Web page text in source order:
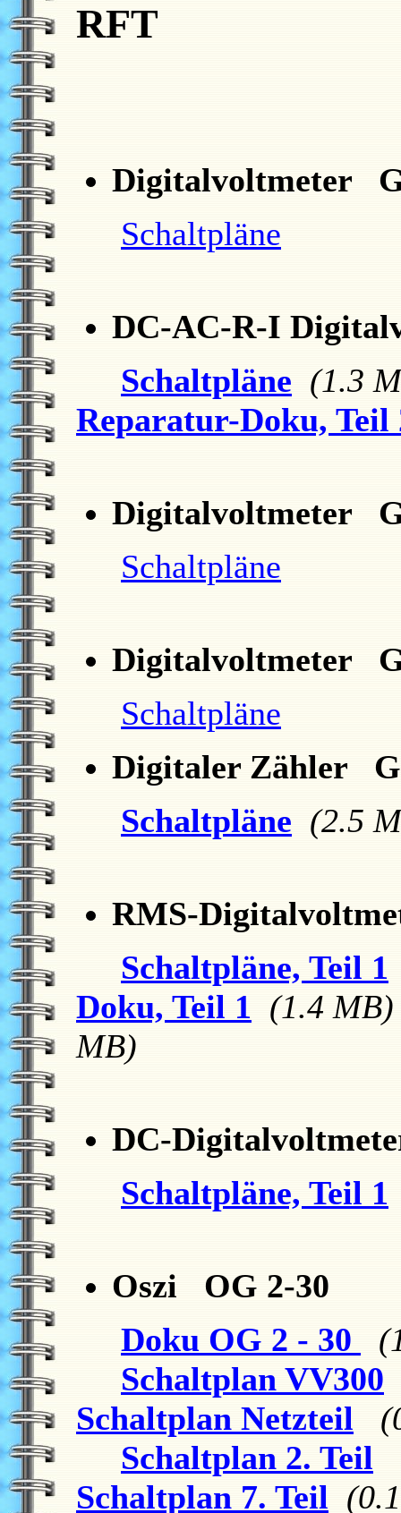
RFT
Digitalvoltmeter G
Schaltpläne
DC-AC-R-I
Schaltpläne (1.3
Reparatur-Doku, Teil
Digitalvoltmeter G
Schaltpläne
Digitalvoltmeter G
Schaltpläne
Digitaler Zähler G
Schaltpläne (2.5
RMS-
Schaltpläne, Teil 1
Doku, Teil 1 (1.4 MB)
MB)
DC-
Schaltpläne, Teil 1
Oszi OG 2-30
Doku OG 2 - 30
Schaltplan VV300
Schaltplan Netzteil
Schaltplan 2. Teil
Schaltplan 7. Teil